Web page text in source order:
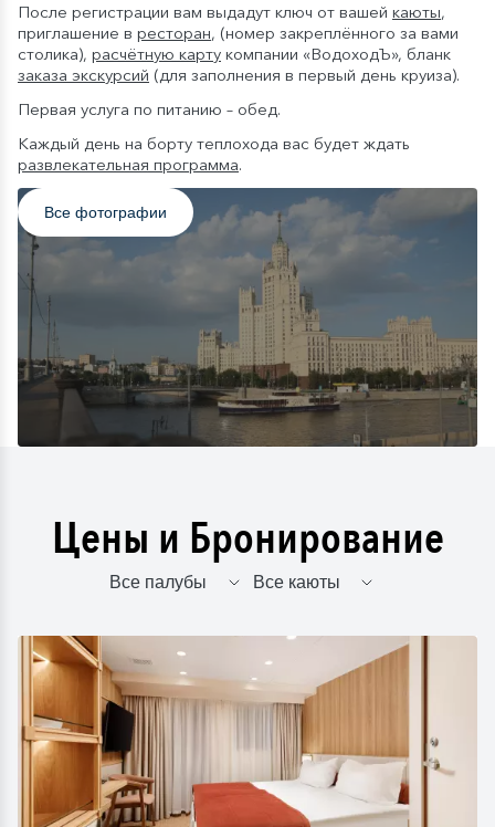
После регистрации вам выдадут ключ от вашей каюты,
приглашение в ресторан, (номер закреплённого за вами
столика), расчётную карту компании «ВодоходЪ», бланк
заказа экскурсий (для заполнения в первый день круиза).
Первая услуга по питанию – обед.
Каждый день на борту теплохода вас будет ждать
развлекательная программа.
Все фотографии
Цены и Бронирование